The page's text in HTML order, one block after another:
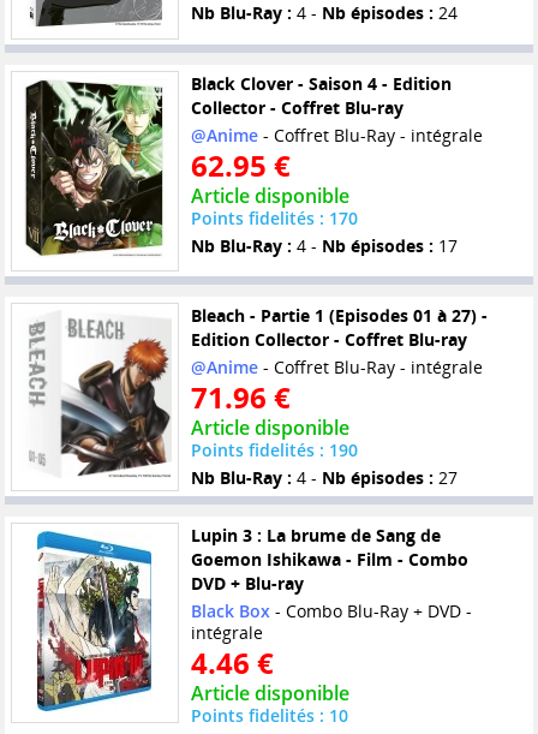
Nb Blu-Ray : 4 - Nb épisodes : 24
Black Clover - Saison 4 - Edition
Collector - Coffret Blu-ray
@Anime- Coffret Blu-Ray - intégrale
62.95 €
Article disponible
Points fidelités : 170
Nb Blu-Ray : 4 - Nb épisodes : 17
Bleach - Partie 1 (Episodes 01 à 27) -
Edition Collector - Coffret Blu-ray
@Anime- Coffret Blu-Ray - intégrale
71.96 €
Article disponible
Points fidelités : 190
Nb Blu-Ray : 4 - Nb épisodes : 27
Lupin 3 : La brume de Sang de
Goemon Ishikawa - Film - Combo
DVD + Blu-ray
Black Box- Combo Blu-Ray + DVD -
intégrale
4.46 €
Article disponible
Points fidelités : 10